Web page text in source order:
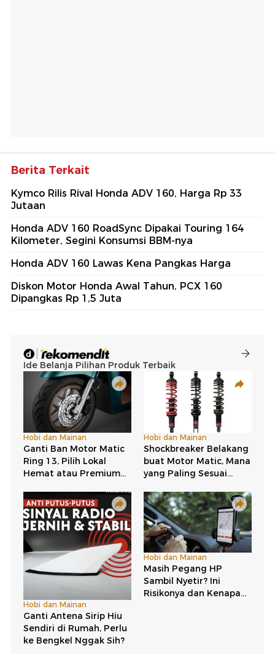
Berita Terkait
Kymco Rilis Rival Honda ADV 160, Harga Rp 33
Jutaan
Honda ADV 160 RoadSync Dipakai Touring 164
Kilometer, Segini Konsumsi BBM-nya
Honda ADV 160 Lawas Kena Pangkas Harga
Diskon Motor Honda Awal Tahun, PCX 160
Dipangkas Rp 1,5 Juta